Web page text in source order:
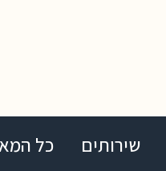
שירותים כל